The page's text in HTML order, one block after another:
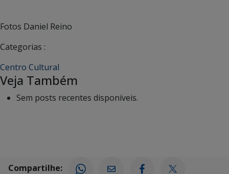
Fotos Daniel Reino
Categorias :
Centro Cultural
Veja Também
Sem posts recentes disponíveis.
Compartilhe: